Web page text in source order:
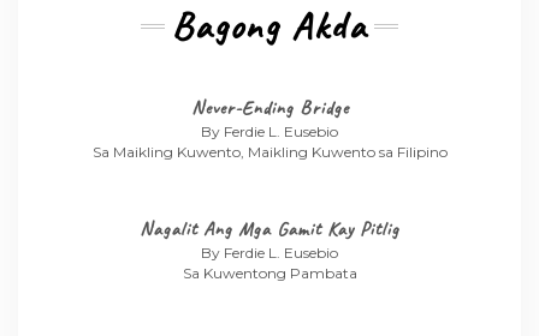
Bagong Akda
Never-Ending Bridge
By Ferdie L. Eusebio
Sa Maikling Kuwento, Maikling Kuwento sa Filipino
Nagalit Ang Mga Gamit Kay Pitlig
By Ferdie L. Eusebio
Sa Kuwentong Pambata